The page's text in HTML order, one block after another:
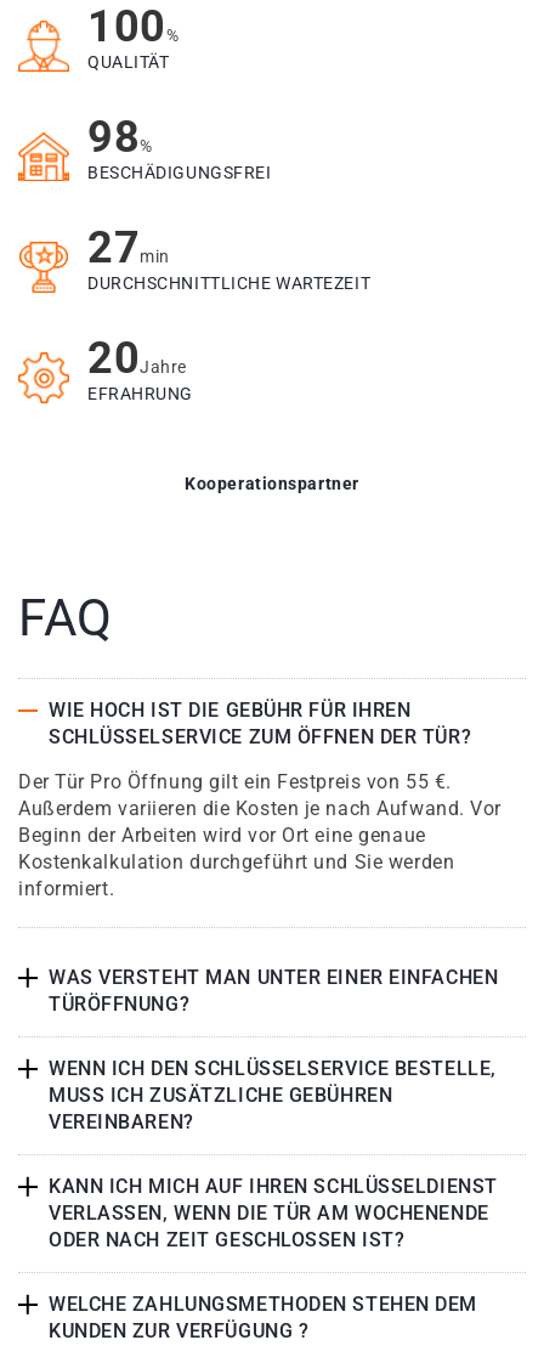
100%
QUALITÄT
98%
BESCHÄDIGUNGSFREI
27min
DURCHSCHNITTLICHE WARTEZEIT
20Jahre
EFRAHRUNG
Kooperationspartner
FAQ
WIE HOCH IST DIE GEBÜHR FÜR IHREN
SCHLÜSSELSERVICE ZUM ÖFFNEN DER TÜR?
Der Tür Pro Öffnung gilt ein Festpreis von 55 €.
Außerdem variieren die Kosten je nach Aufwand. Vor
Beginn der Arbeiten wird vor Ort eine genaue
Kostenkalkulation durchgeführt und Sie werden
informiert.
WAS VERSTEHT MAN UNTER EINER EINFACHEN
TÜRÖFFNUNG?
WENN ICH DEN SCHLÜSSELSERVICE BESTELLE,
MUSS ICH ZUSÄTZLICHE GEBÜHREN
VEREINBAREN?
KANN ICH MICH AUF IHREN SCHLÜSSELDIENST
VERLASSEN, WENN DIE TÜR AM WOCHENENDE
ODER NACH ZEIT GESCHLOSSEN IST?
WELCHE ZAHLUNGSMETHODEN STEHEN DEM
KUNDEN ZUR VERFÜGUNG ?